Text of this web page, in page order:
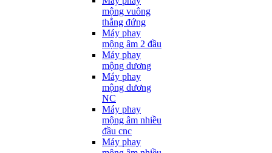
mộng vuông
thẳng đứng
Máy phay
mộng âm 2 đầu
Máy phay
mộng dương
Máy phay
mộng dương
NC
Máy phay
mộng âm nhiều
đầu cnc
Máy phay